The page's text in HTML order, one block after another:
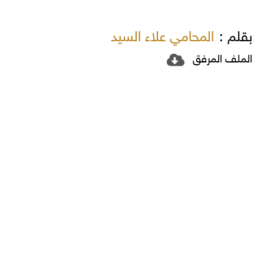
بقلم : المحامي علاء السيد
الملف المرفق